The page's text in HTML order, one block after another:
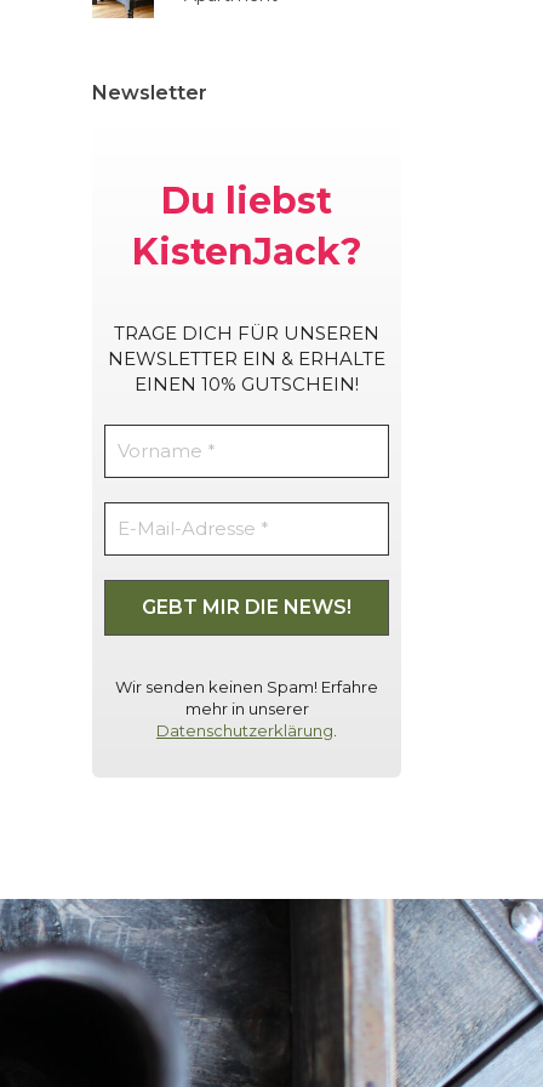
Newsletter
Du liebst
KistenJack?
TRAGE DICH FÜR UNSEREN
NEWSLETTER EIN & ERHALTE
EINEN 10% GUTSCHEIN!
Wir senden keinen Spam! Erfahre
mehr in unserer
Datenschutzerklärung